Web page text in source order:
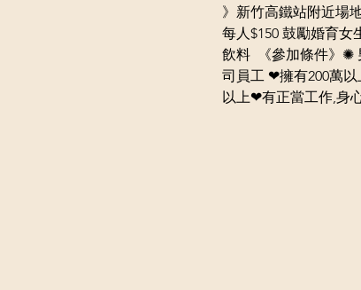
》新竹高鐵站附近場
每人$150 鼓勵婚育女
飲料  《參加條件》
司員工 ❤擁有200萬
以上❤有正當工作,身